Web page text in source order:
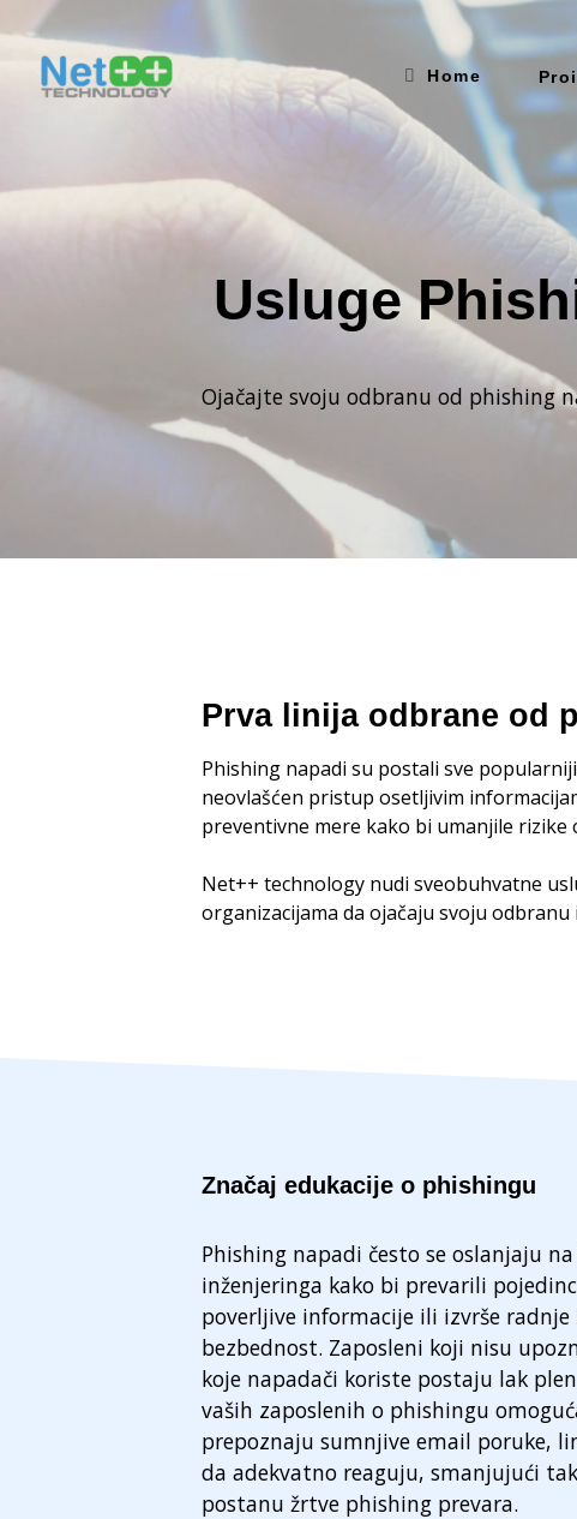
Home
Usluge
Ojačajte svoju odbranu od phishing
Prva linija odbrane od
Phishing napadi su postali sve
neovlašćen pristup osetljivim
preventivne mere kako bi umanjile rizike
Net++ technology nudi sveobuhvatne
organizacijama da ojačaju svoju
Značaj edukacije o phishingu
Phishing napadi često se oslanjaju
inženjeringa kako bi prevarili
poverljive informacije ili izvrše radnje
bezbednost. Zaposleni koji nisu
koje napadači koriste postaju lak
vaših zaposlenih o phishingu
prepoznaju sumnjive email poruke,
da adekvatno reaguju, smanjujući
postanu žrtve phishing prevara.